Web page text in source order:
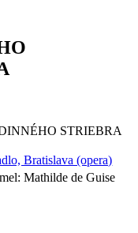
STRIEBRA
Bratislava (opera)
Mathilde de Guise